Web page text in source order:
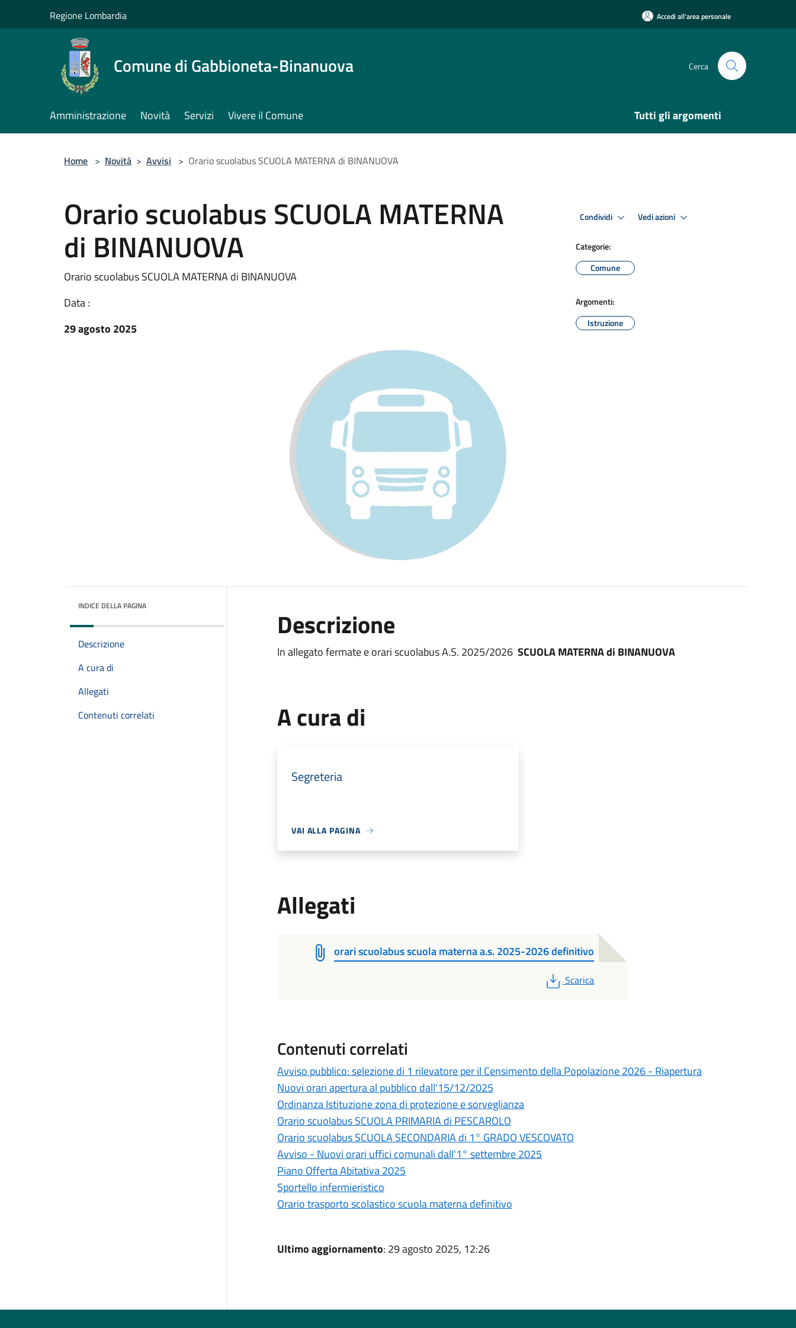
Regione Lombardia Accedi all'area personale
Comune di Gabbioneta-Binanuova Cerca
Amministrazione Novità Servizi Vivere il Comune Tutti gli argomenti
Home > Novità > Avvisi > Orario scuolabus SCUOLA MATERNA di BINANUOVA
Orario scuolabus SCUOLA MATERNA
di BINANUOVA
Orario scuolabus SCUOLA MATERNA di BINANUOVA
Data :
29 agosto 2025
Condividi Vedi azioni
Categorie:
Comune
Argomenti:
Istruzione
INDICE DELLA PAGINA
Descrizione
A cura di
Allegati
Contenuti correlati
Descrizione
In allegato fermate e orari scuolabus A.S. 2025/2026 SCUOLA MATERNA di BINANUOVA
A cura di
Segreteria
VAI ALLA PAGINA
Allegati
orari scuolabus scuola materna a.s. 2025-2026 definitivo
PDF
Scarica
Contenuti correlati
Avviso pubblico: selezione di 1 rilevatore per il Censimento della Popolazione 2026 - Riapertura
Nuovi orari apertura al pubblico dall'15/12/2025
Ordinanza Istituzione zona di protezione e sorveglianza
Orario scuolabus SCUOLA PRIMARIA di PESCAROLO
Orario scuolabus SCUOLA SECONDARIA di 1° GRADO VESCOVATO
Avviso - Nuovi orari uffici comunali dall'1° settembre 2025
Piano Offerta Abitativa 2025
Sportello infermieristico
Orario trasporto scolastico scuola materna definitivo
Ultimo aggiornamento: 29 agosto 2025, 12:26